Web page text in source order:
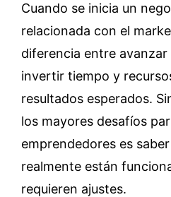
Cuando se inicia un
relacionada con el
diferencia entre
invertir tiempo y
resultados esperados.
los mayores desafíos
emprendedores es
realmente están
requieren ajustes.